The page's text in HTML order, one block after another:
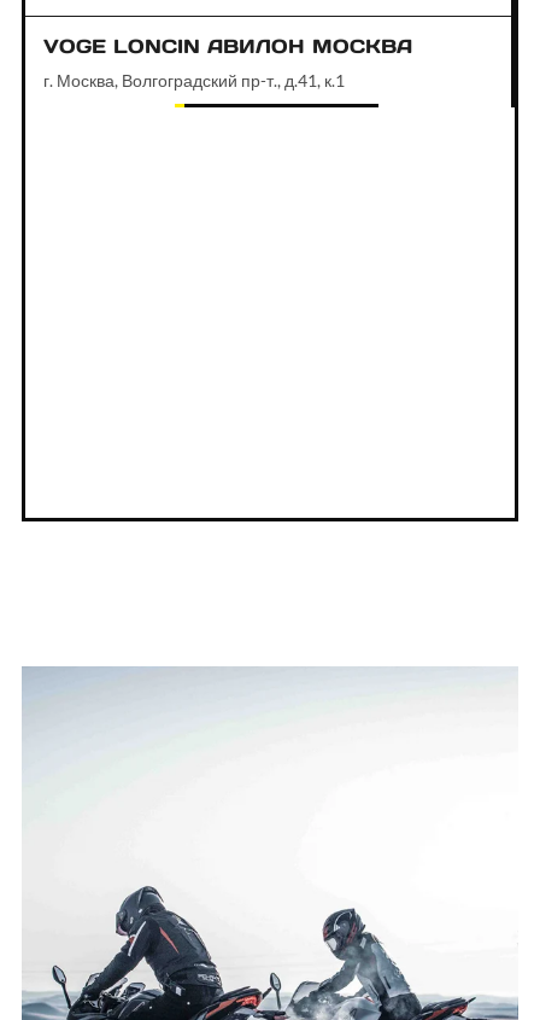
VOGE LONCIN АВИЛОН МОСКВА
г. Москва, Волгоградский пр-т., д.41, к.1
VOGE UNIVERSAL MOTORS СЕВЕР
МОСКВА
г. Москва, МКАД, 78 км, д. 14 к. 1